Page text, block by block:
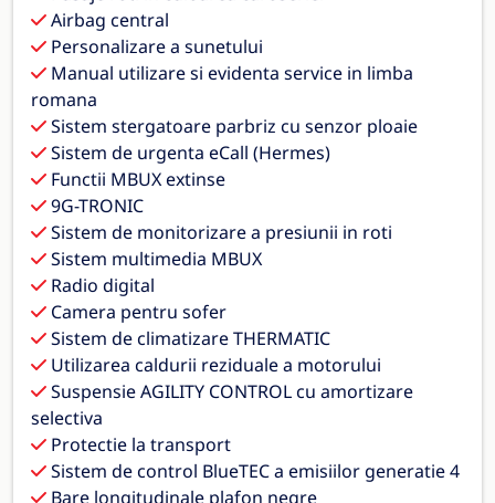
Airbag central
Personalizare a sunetului
Manual utilizare si evidenta service in limba
romana
Sistem stergatoare parbriz cu senzor ploaie
Sistem de urgenta eCall (Hermes)
Functii MBUX extinse
9G-TRONIC
Sistem de monitorizare a presiunii in roti
Sistem multimedia MBUX
Radio digital
Camera pentru sofer
Sistem de climatizare THERMATIC
Utilizarea caldurii reziduale a motorului
Suspensie AGILITY CONTROL cu amortizare
selectiva
Protectie la transport
Sistem de control BlueTEC a emisiilor generatie 4
Bare longitudinale plafon negre